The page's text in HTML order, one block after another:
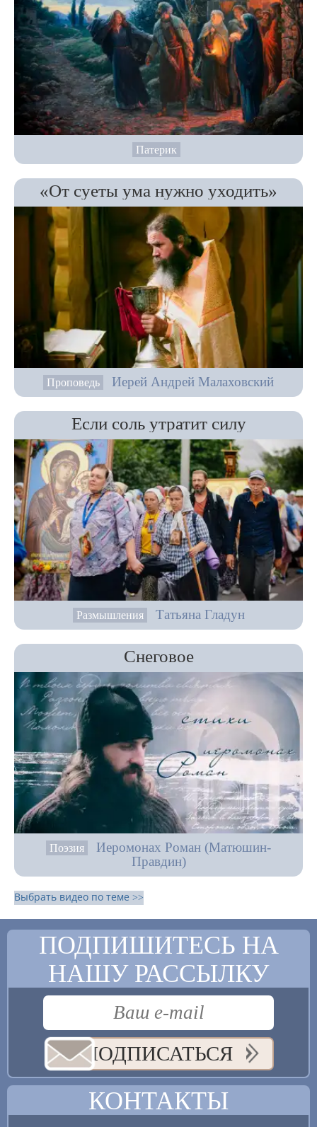
Патерик
«От суеты ума нужно уходить»
Проповедь Иерей Андрей Малаховский
Если соль утратит силу
Размышления Татьяна Гладун
Снеговое
Поэзия
Иеромонах Роман (Матюшин-
Правдин)
Выбрать видео по теме >>
ПОДПИШИТЕСЬ НА
НАШУ РАССЫЛКУ
ПОДПИСАТЬСЯ
КОНТАКТЫ